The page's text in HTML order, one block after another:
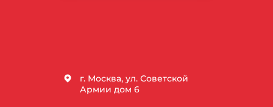
г. Москва, ул. Советской
Армии дом 6